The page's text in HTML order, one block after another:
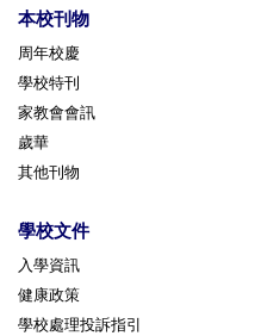
本校刊物
周年校慶
學校特刊
家教會會訊
歲華
其他刊物
學校文件
入學資訊
健康政策
學校處理投訴指引